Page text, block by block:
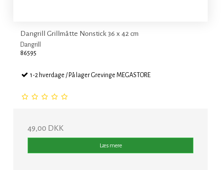
Dangrill Grillmåtte Nonstick 36 x 42 cm
Dangrill
86595
1-2 hverdage / På lager Grevinge MEGASTORE
49,00 DKK
Læs mere